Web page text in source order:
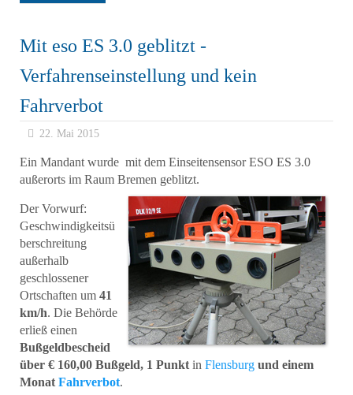
Mit eso ES 3.0 geblitzt -
Verfahrenseinstellung und kein
Fahrverbot
22. Mai 2015
Ein Mandant wurde mit dem Einseitensensor ESO ES 3.0
außerorts im Raum Bremen geblitzt.
Der Vorwurf:
Geschwindigkeitsü
berschreitung
außerhalb
geschlossener
Ortschaften um 41
km/h. Die Behörde
erließ einen
Bußgeldbescheid
über € 160,00 Bußgeld, 1 Punkt in Flensburg und einem
Monat Fahrverbot.